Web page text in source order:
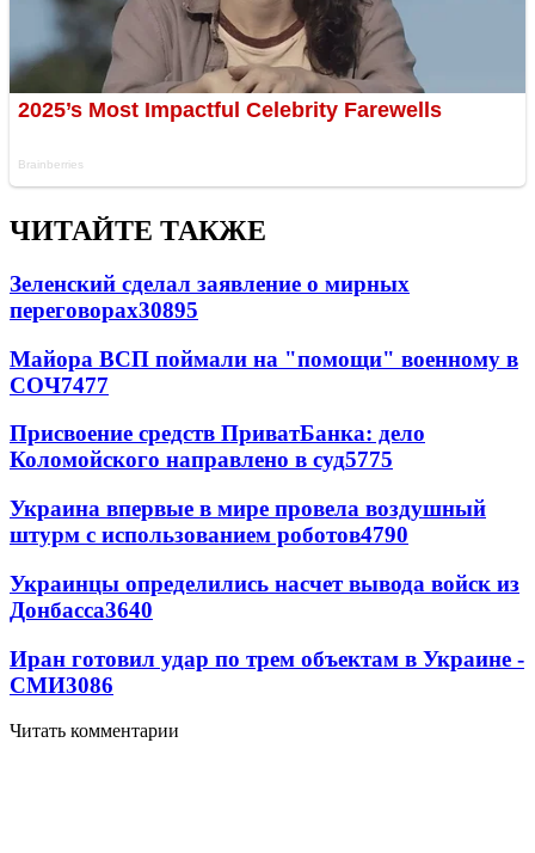
ЧИТАЙТЕ ТАКЖЕ
Зеленский сделал заявление о мирных
переговорах30895
Майора ВСП поймали на "помощи" военному в
СОЧ7477
Присвоение средств ПриватБанка: дело
Коломойского направлено в суд5775
Украина впервые в мире провела воздушный
штурм с использованием роботов4790
Украинцы определились насчет вывода войск из
Донбасса3640
Иран готовил удар по трем объектам в Украине -
СМИ3086
Читать комментарии